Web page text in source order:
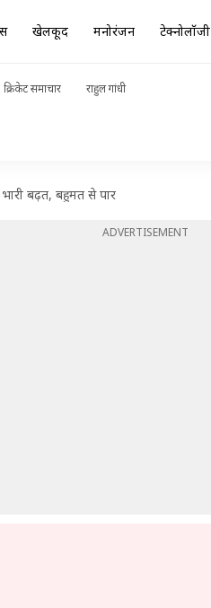
खेलकूद मनोरंजन टेक्नोलॉजी
क्रिकेट समाचार राहुल गांधी
बढ़त, बहुमत से पार
ADVERTISEMENT